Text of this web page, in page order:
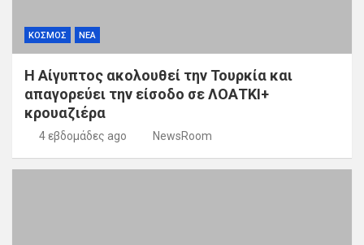
ΚΟΣΜΟΣ ΝΕΑ
Η Αίγυπτος ακολουθεί την Τουρκία και
απαγορεύει την είσοδο σε ΛΟΑΤΚΙ+
κρουαζιέρα
4 εβδομάδες ago NewsRoom